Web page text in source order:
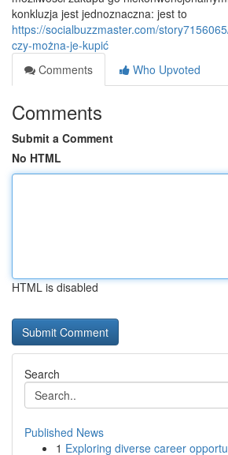
konkluzja jest jednoznaczna: jest to
https://socialbuzzmaster.com/
czy-można-je-kupić
Comments
Who Upvoted
Comments
Submit a Comment
No HTML
HTML is disabled
Search
Published News
1 Exploring diverse career